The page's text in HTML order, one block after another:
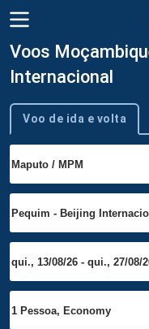
Voos
Internacional
Tipo de viagem
Voo de ida e volta